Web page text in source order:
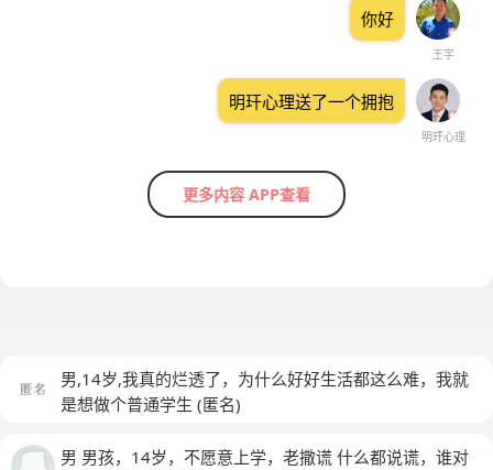
王宇
你好
明玕心理
明玕心理送了一个拥抱
更多内容 APP查看
男,14岁,我真的烂透了，为什么好好生活都这么难，我就
是想做个普通学生 (匿名)
男 男孩，14岁，不愿意上学，老撒谎 什么都说谎，谁对